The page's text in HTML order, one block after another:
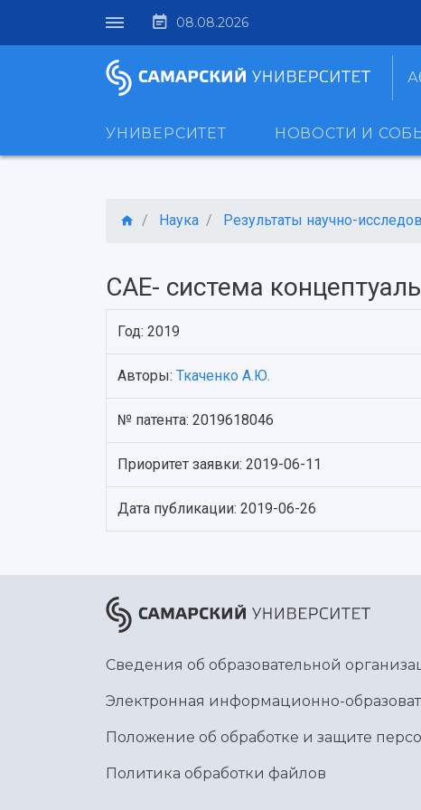
08.08.2026
УНИВЕРСИТЕТ НОВОСТИ И
Наука Результаты научно-
CAE- система
Год: 2019
Авторы: Ткаченко А.Ю.
№ патента: 2019618046
Приоритет заявки: 2019-06-11
Дата публикации: 2019-06-26
Сведения об образовательной
Электронная информационно-
Положение об обработке и защите
Политика обработки файлов